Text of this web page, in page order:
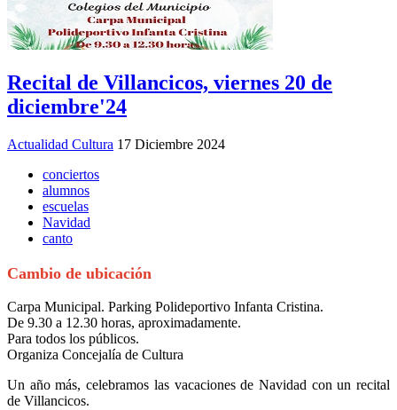
Recital de Villancicos, viernes 20 de
diciembre'24
Actualidad Cultura 17 Diciembre 2024
conciertos
alumnos
escuelas
Navidad
canto
Cambio de ubicación
Carpa Municipal. Parking Polideportivo Infanta Cristina.
De 9.30 a 12.30 horas, aproximadamente.
Para todos los públicos.
Organiza Concejalía de Cultura
Un año más, celebramos las vacaciones de Navidad con un recital
de Villancicos.